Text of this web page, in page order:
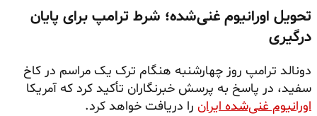
تحویل اورانیوم غنی‌شده؛ شرط ترامپ برای پایان
درگیری
دونالد ترامپ روز چهارشنبه هنگام ترک یک مراسم در کاخ
سفید، در پاسخ به پرسش خبرنگاران تأکید کرد که آمریکا
اورانیوم غنی‌شده ایران را دریافت خواهد کرد.